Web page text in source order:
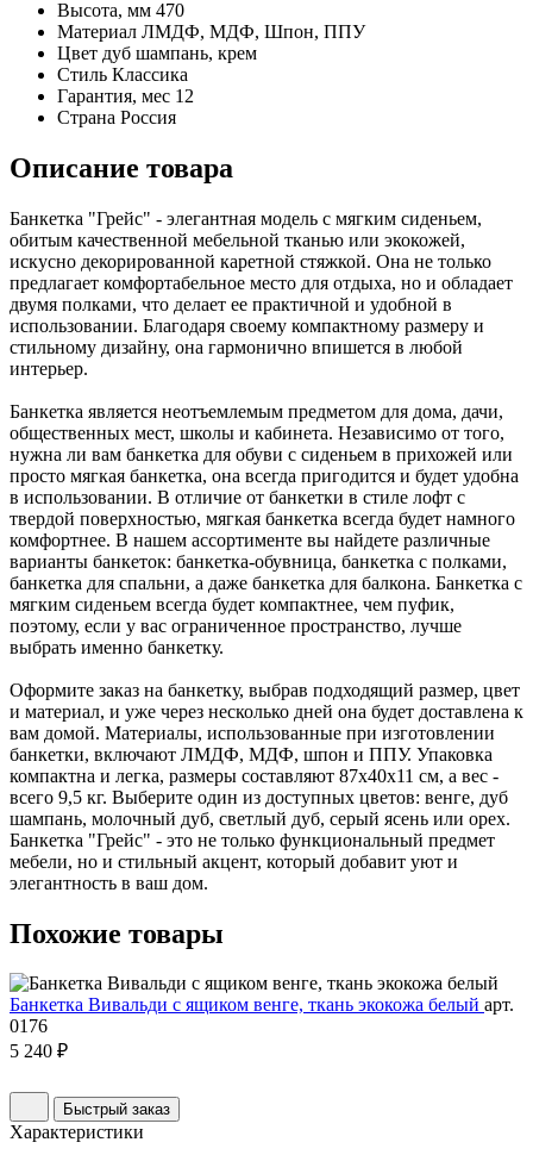
Высота, мм 470
Материал ЛМДФ, МДФ, Шпон, ППУ
Цвет дуб шампань, крем
Стиль Классика
Гарантия, мес 12
Страна Россия
Описание товара
Банкетка "Грейс" - элегантная модель с мягким сиденьем,
обитым качественной мебельной тканью или экокожей,
искусно декорированной каретной стяжкой. Она не только
предлагает комфортабельное место для отдыха, но и обладает
двумя полками, что делает ее практичной и удобной в
использовании. Благодаря своему компактному размеру и
стильному дизайну, она гармонично впишется в любой
интерьер.
Банкетка является неотъемлемым предметом для дома, дачи,
общественных мест, школы и кабинета. Независимо от того,
нужна ли вам банкетка для обуви с сиденьем в прихожей или
просто мягкая банкетка, она всегда пригодится и будет удобна
в использовании. В отличие от банкетки в стиле лофт с
твердой поверхностью, мягкая банкетка всегда будет намного
комфортнее. В нашем ассортименте вы найдете различные
варианты банкеток: банкетка-обувница, банкетка с полками,
банкетка для спальни, а даже банкетка для балкона. Банкетка с
мягким сиденьем всегда будет компактнее, чем пуфик,
поэтому, если у вас ограниченное пространство, лучше
выбрать именно банкетку.
Оформите заказ на банкетку, выбрав подходящий размер, цвет
и материал, и уже через несколько дней она будет доставлена к
вам домой. Материалы, использованные при изготовлении
банкетки, включают ЛМДФ, МДФ, шпон и ППУ. Упаковка
компактна и легка, размеры составляют 87х40х11 см, а вес -
всего 9,5 кг. Выберите один из доступных цветов: венге, дуб
шампань, молочный дуб, светлый дуб, серый ясень или орех.
Банкетка "Грейс" - это не только функциональный предмет
мебели, но и стильный акцент, который добавит уют и
элегантность в ваш дом.
Похожие товары
Банкетка Вивальди с ящиком венге, ткань экокожа белый арт.
0176
5 240 ₽
Быстрый заказ
Характеристики